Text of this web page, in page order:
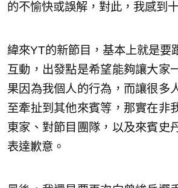
的不愉快或誤解，對此，我感到
緯來YT的新節目，基本上就是要
互動，出發點是希望能夠讓大家
果因為我個人的行為，而讓很多
至牽扯到其他來賓等，那實在非
東家、對節目團隊，以及來賓史
表達歉意。